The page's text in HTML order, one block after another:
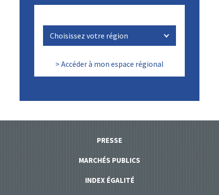
> Accéder à mon espace régional
PRESSE
MARCHÉS PUBLICS
INDEX ÉGALITÉ